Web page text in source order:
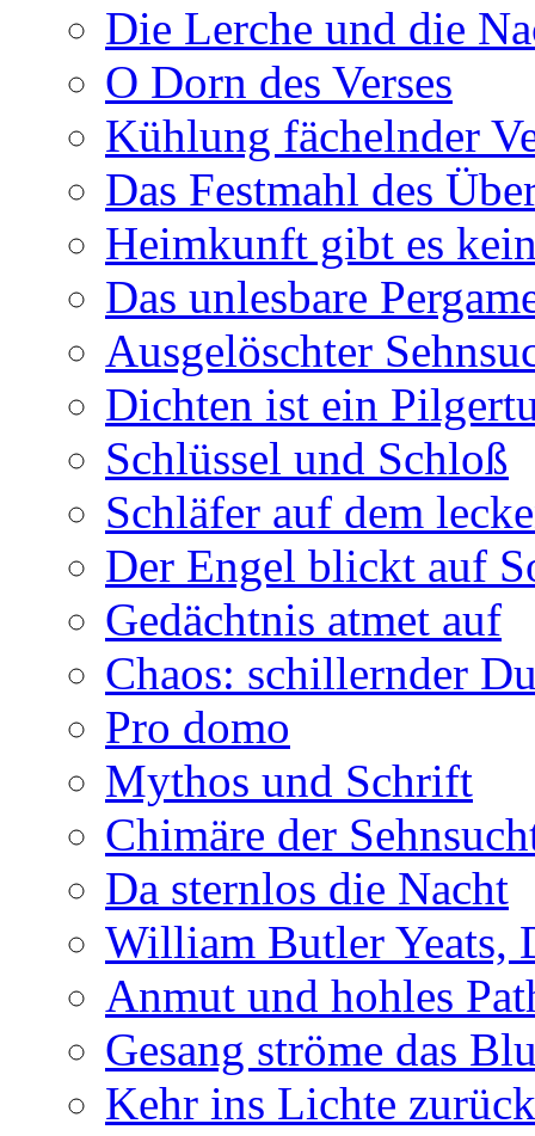
Die Lerche und die
O Dorn des Verses
Kühlung fächelnder
Das Festmahl des
Heimkunft gibt es
Das unlesbare
Ausgelöschter
Dichten ist ein
Schlüssel und Schloß
Schläfer auf dem
Der Engel blickt auf
Gedächtnis atmet auf
Chaos: schillernder
Pro domo
Mythos und Schrift
Chimäre der
Da sternlos die Nacht
William Butler Yeats,
Anmut und hohles
Gesang ströme das
Kehr ins Lichte zurück